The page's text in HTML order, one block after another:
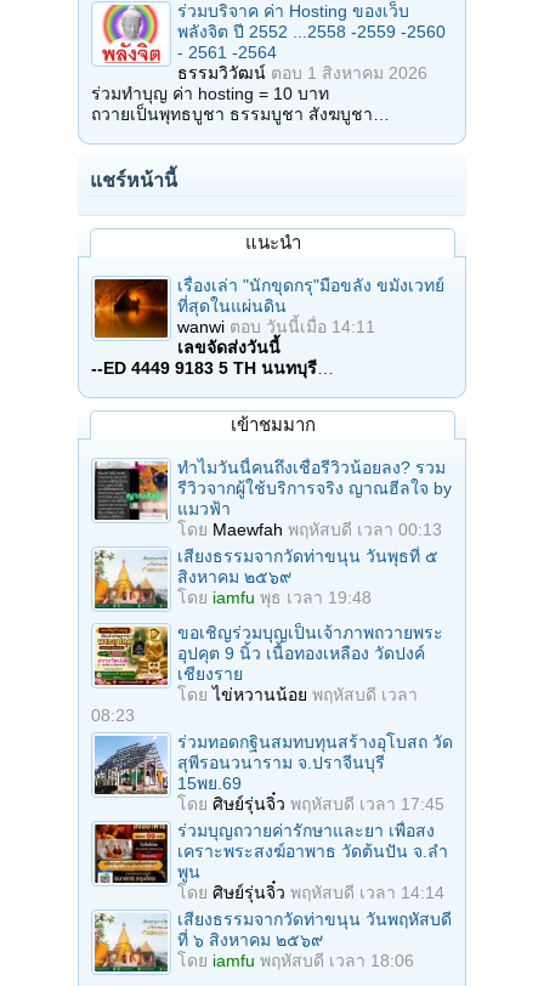
ร่วมบริจาค ค่า Hosting ของเว็บ
พลังจิต ปี 2552 ...2558 -2559 -2560
- 2561 -2564
ธรรมวิวัฒน์ ตอบ 1 สิงหาคม 2026
ร่วมทำบุญ ค่า hosting = 10 บาท
ถวายเป็นพุทธบูชา ธรรมบูชา สังฆบูชา…
แชร์หน้านี้
แนะนำ
เรื่องเล่า "นักขุดกรุ"มือขลัง ขมังเวทย์
ที่สุดในแผ่นดิน
wanwi ตอบ วันนี้เมื่อ 14:11
เลขจัดส่งวันนี้
--ED 4449 9183 5 TH นนทบุรี…
เข้าชมมาก
ทำไมวันนี้คนถึงเชื่อรีวิวน้อยลง? รวม
รีวิวจากผู้ใช้บริการจริง ญาณฮีลใจ by
แมวฟ้า
โดย Maewfah พฤหัสบดี เวลา 00:13
เสียงธรรมจากวัดท่าขนุน วันพุธที่ ๕
สิงหาคม ๒๕๖๙
โดย iamfu พุธ เวลา 19:48
ขอเชิญร่วมบุญเป็นเจ้าภาพถวายพระ
อุปคุต 9 นิ้ว เนื้อทองเหลือง วัดปงค์
เชียงราย
โดยไข่หวานน้อย พฤหัสบดี เวลา
08:23
ร่วมทอดกฐินสมทบทุนสร้างอุโบสถ วัด
สุพีรอนวนาราม จ.ปราจีนบุรี
15พย.69
โดย ศิษย์รุ่นจิ๋ว พฤหัสบดี เวลา 17:45
ร่วมบุญถวายค่ารักษาและยา เพื่อสง
เคราะพระสงฆ์อาพาธ วัดต้นปัน จ.ลํา
พูน
โดย ศิษย์รุ่นจิ๋ว พฤหัสบดี เวลา 14:14
เสียงธรรมจากวัดท่าขนุน วันพฤหัสบดี
ที่ ๖ สิงหาคม ๒๕๖๙
โดย iamfu พฤหัสบดี เวลา 18:06